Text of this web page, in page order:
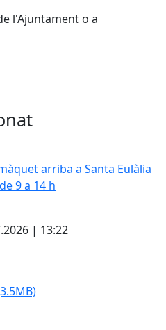
l'Ajuntament o a
arriba a Santa Eulàlia
9 a 14 h
| 13:22